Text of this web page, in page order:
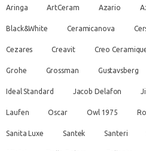
Aringa ArtCeram Azario
Black&White Ceramicanova
Cezares Creavit Creo
Grohe Grossman Gustavsberg
Ideal Standard Jacob Delafon
Laufen Oscar Owl 1975
Sanita Luxe Santek Santeri